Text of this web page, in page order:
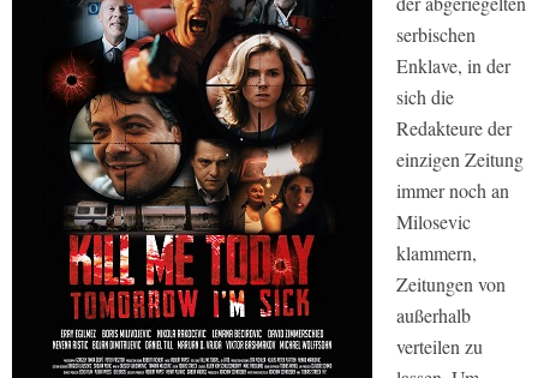
serbischen
Enklave, in der
sich die
Redakteure der
einzigen Zeitung
immer noch an
Milosevic
klammern,
Zeitungen von
außerhalb
verteilen zu